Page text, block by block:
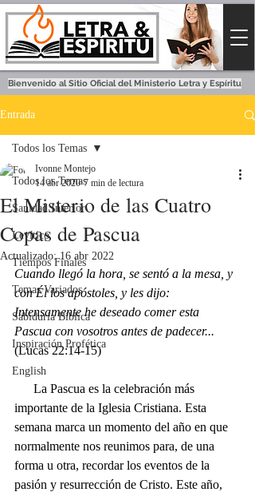
Bienvenido al Sitio Oficial del Ministerio Letra y Espíritu
Entrada
Todos los Temas
Sanidad Interior
Levítico
Tiempos Finales
Temas Variados
Sabiduría Bíblica
Inspiración Profética
English
Todos los Temas
El Misterio de las Cuatro
Copas de Pascua
Ivonne Montejo
14 abr 2020 7 min de lectura
Actualizado:16 abr 2022
Cuando llegó la hora, se sentó a la mesa, y
con Él los apóstoles, y les dijo:
Intensamente he deseado comer esta
Pascua con vosotros antes de padecer...
(Lucas 22:14-15)
importante de la Iglesia Cristiana. Esta
semana marca un momento del año en que
normalmente nos reunimos para, de una
forma u otra, recordar los eventos de la
pasión y resurrección de Cristo. Este año,